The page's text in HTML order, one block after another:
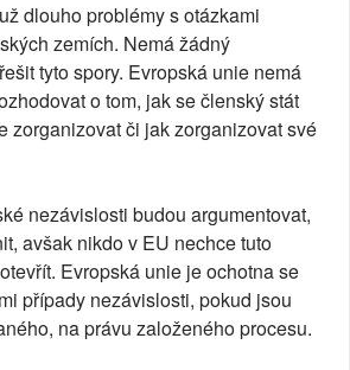
dlouho problémy s otázkami
zemích. Nemá žádný
tyto spory. Evropská unie nemá
o tom, jak se členský stát
zorganizovat či jak zorganizovat své
nezávislosti budou argumentovat,
avšak nikdo v EU nechce tuto
Evropská unie je ochotna se
případy nezávislosti, pokud jsou
na právu založeného procesu.